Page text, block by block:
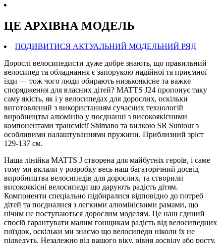
ЦЕ АРХIВНА МОДЕЛЬ
ПОДИВИТИСЯ АКТУАЛЬНИЙ МОДЕЛЬНИЙ РЯД
Дорослі велосипедисти дуже добре знають, що правильний
велосипед та обладнання є запорукою надійної та приємної
їзди — тож чого люди обирають низькоякісне та важке
спорядження для власних дітей? MATTS J24 пропонує таку
саму якість, як і у велосипедах для дорослих, оскільки
виготовлений з використанням сучасних технологій
виробництва алюмінію у поєднанні з високоякісними
компонентами трансмісії Shimano та вилкою SR Suntour з
особливими налаштуваннями пружини. Приблизний зріст
129-137 см.
Наша лінійка MATTS J створена для майбутніх героїв, і саме
тому ми вклали у розробку весь наш багаторічний досвід
виробництва велосипедів для дорослих, та створили
високоякісні велосипеди що дарують радість дітям.
Компоненти спеціально підбиралися відповідно до потреб
дітей та поєдналися з легкими алюмінієвими рамами, що
нічим не поступаються дорослим моделям. Це наш єдиний
спосіб гарантувати малим гонщикам радість від велосипедних
поїздок, оскільки ми знаємо що велосипеди ніколи їх не
підведуть. Незалежно від вашого віку, рівня досвіду або росту,